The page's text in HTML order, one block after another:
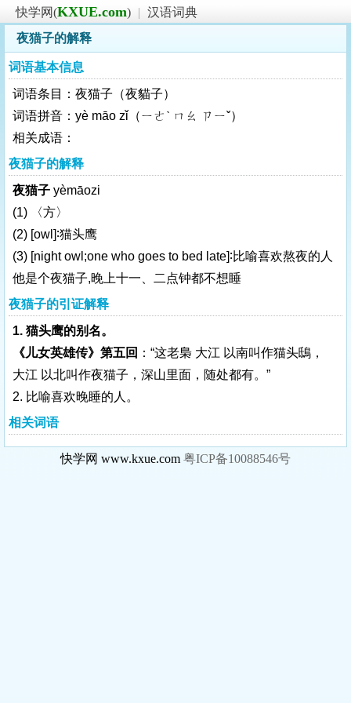
快学网(KXUE.com) | 汉语词典
夜猫子的解释
词语基本信息
词语条目：夜猫子（夜貓子）
词语拼音：yè māo zǐ（ㄧㄜˋ ㄇㄠ ㄗㄧˇ）
相关成语：
夜猫子的解释
夜猫子 yèmāozi
(1) 〈方〉
(2) [owl]∶猫头鹰
(3) [night owl;one who goes to bed late]∶比喻喜欢熬夜的人
他是个夜猫子,晚上十一、二点钟都不想睡
夜猫子的引证解释
1. 猫头鹰的别名。
《儿女英雄传》第五回 ：“这老梟 大江 以南叫作猫头鴟，
大江 以北叫作夜猫子，深山里面，随处都有。”
2. 比喻喜欢晚睡的人。
相关词语
快学网 www.kxue.com 粤ICP备10088546号